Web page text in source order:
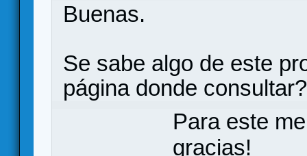
Buenas.
Se sabe algo de este
página donde consultar?
Para este
gracias!